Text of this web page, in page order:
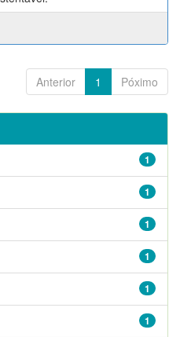
Anterior 1 Póximo
1
1
1
1
1
1